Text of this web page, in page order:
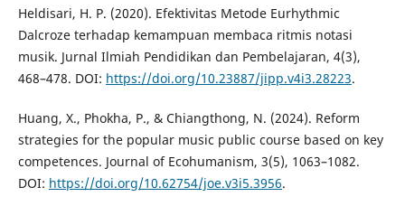
Heldisari, H. P. (2020). Efektivitas Metode Eurhythmic
Dalcroze terhadap kemampuan membaca ritmis notasi
musik. Jurnal Ilmiah Pendidikan dan Pembelajaran, 4(3),
468–478. DOI: https://doi.org/10.23887/jipp.v4i3.28223.
Huang, X., Phokha, P., & Chiangthong, N. (2024). Reform
strategies for the popular music public course based on key
competences. Journal of Ecohumanism, 3(5), 1063–1082.
DOI: https://doi.org/10.62754/joe.v3i5.3956.